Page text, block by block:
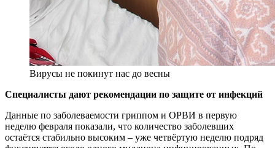
Вирусы не покинут нас до весны
Специалисты дают рекомендации по защите от инфекций
Данные по заболеваемости гриппом и ОРВИ в первую
неделю февраля показали, что количество заболевших
остаётся стабильно высоким – уже четвёртую неделю подряд